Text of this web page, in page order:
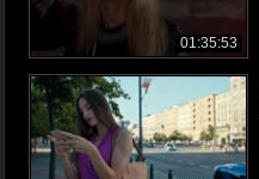
01:35:53